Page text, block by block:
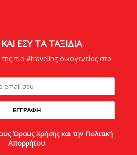
ΕΣΥ ΤΑ ΤΑΞΙΔΙΑ
της πιο #traveling οικογενείας στο
Όρους Χρήσης και την Πολιτική
Απορρήτου